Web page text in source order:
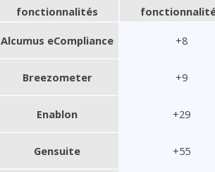
fonctionnalités
Alcumus eCompliance +8
Breezometer +9
Enablon +29
Gensuite +55